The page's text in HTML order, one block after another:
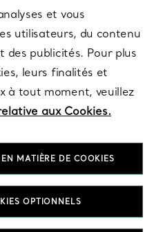
2026
et vous
utilisateurs, du contenu
publicités. Pour plus
leurs finalités et
à tout moment, veuillez
aux Cookies.
EN MATIÈRE DE COOKIES
OPTIONNELS